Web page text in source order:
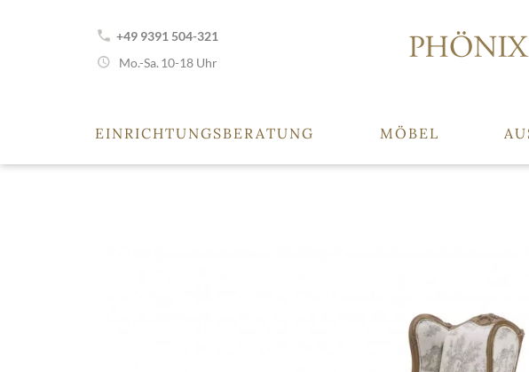
+49 9391 504-321
Mo.-Sa. 10-18 Uhr
EINRICHTUNGSBERATUNG MÖBEL